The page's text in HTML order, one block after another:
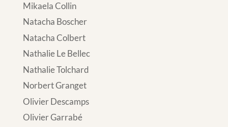
Mikaela Collin
Natacha Boscher
Natacha Colbert
Nathalie Le Bellec
Nathalie Tolchard
Norbert Granget
Olivier Descamps
Olivier Garrabé